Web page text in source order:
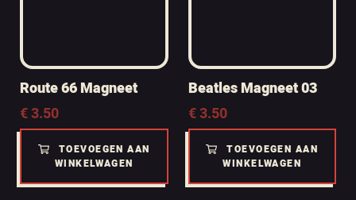
Route 66 Magneet
€3.50
TOEVOEGEN AAN
WINKELWAGEN
Beatles Magneet 03
€3.50
TOEVOEGEN AAN
WINKELWAGEN